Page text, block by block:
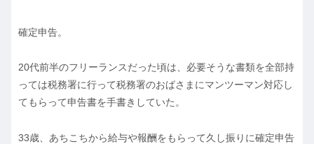
確定申告。
20代前半のフリーランスだった頃は、必要そうな書類を全部持
っては税務署に行って税務署のおばさまにマンツーマン対応し
てもらって申告書を手書きしていた。
33歳、あちこちから給与や報酬をもらって久し振りに確定申告